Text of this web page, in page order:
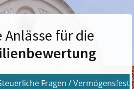
Anlässe für die
Fragen /